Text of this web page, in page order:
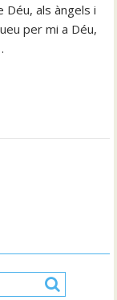
Déu, als àngels i
per mi a Déu,